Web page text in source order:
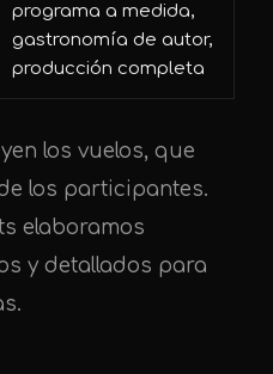
programa a medida,
gastronomía de autor,
producción completa
los vuelos, que
los participantes.
elaboramos
y detallados para